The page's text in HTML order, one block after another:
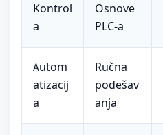
Kontrol
a
Osnove
PLC-a
Autom
atizacij
a
Ručna
podešav
anja